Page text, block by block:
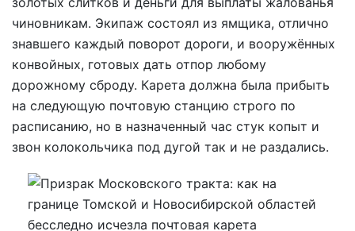
чиновникам. Экипаж состоял из ямщика, отлично
знавшего каждый поворот дороги, и вооружённых
конвойных, готовых дать отпор любому
дорожному сброду. Карета должна была прибыть
на следующую почтовую станцию строго по
расписанию, но в назначенный час стук копыт и
звон колокольчика под дугой так и не раздались.